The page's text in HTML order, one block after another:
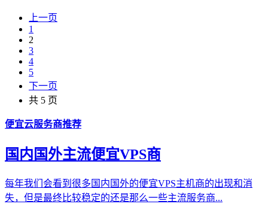
上一页
1
2
3
4
5
下一页
共 5 页
便宜云服务商推荐
国内国外主流便宜VPS商
每年我们会看到很多国内国外的便宜VPS主机商的出现和消
失，但是最终比较稳定的还是那么一些主流服务商...